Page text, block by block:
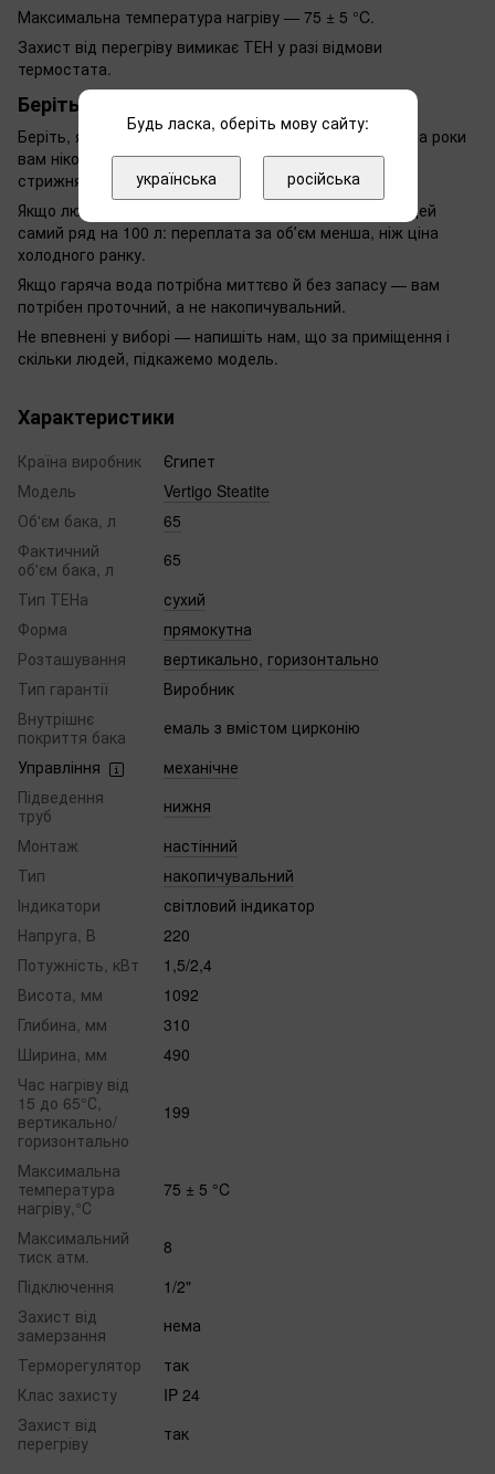
Максимальна температура нагріву — 75 ± 5 °C.
Захист від перегріву вимикає ТЕН у разі відмови
термостата.
Беріть, якщо
Беріть, якщо вода жорстка і розбирати бак раз на два роки
вам ніколи: обслуговування тут зводиться до заміни
стрижня.
Якщо людей більше або потрібна ванна — дивіться цей
самий ряд на 100 л: переплата за обʼєм менша, ніж ціна
холодного ранку.
Якщо гаряча вода потрібна миттєво й без запасу — вам
потрібен проточний, а не накопичувальний.
Не впевнені у виборі — напишіть нам, що за приміщення і
скільки людей, підкажемо модель.
Характеристики
Країна виробник
Єгипет
Модель
Vertigo Steatite
Об'єм бака, л
65
Фактичний
об'єм бака, л
65
Тип ТЕНа
сухий
Форма
прямокутна
Розташування
вертикально, горизонтально
Тип гарантії
Виробник
Внутрішнє
покриття бака
емаль з вмістом цирконію
Управління
механічне
Підведення
труб
нижня
Монтаж
настінний
Тип
накопичувальний
Індикатори
світловий індикатор
Напруга, В
220
Потужність, кВт
1,5/2,4
Висота, мм
1092
Глибина, мм
310
Ширина, мм
490
Час нагріву від
15 до 65°С,
вертикально/
горизонтально
199
Максимальна
температура
нагріву,°С
75 ± 5 °C
Максимальний
тиск атм.
8
Підключення
1/2"
Захист від
замерзання
нема
Терморегулятор
так
Клас захисту
IP 24
Захист від
перегріву
так
Будь ласка, оберіть мову сайту:
українська російська